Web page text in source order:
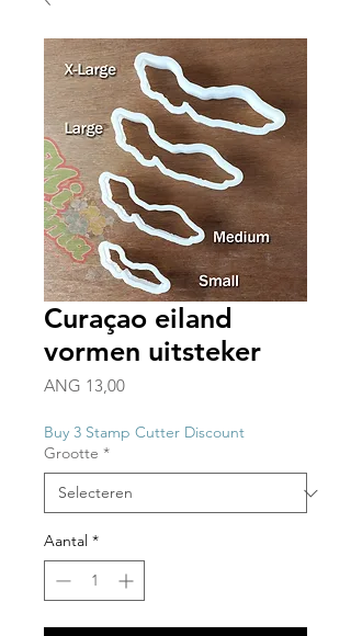
Curaçao eiland
vormen uitsteker
ANG 13,00Prijs
Buy 3 Stamp Cutter Discount
Grootte *
Aantal *